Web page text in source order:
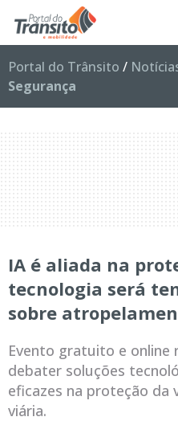
Portal do Trânsito /
Segurança
IA é aliada na
tecnologia será
sobre
Evento gratuito e online
debater soluções
eficazes na proteção da
viária.